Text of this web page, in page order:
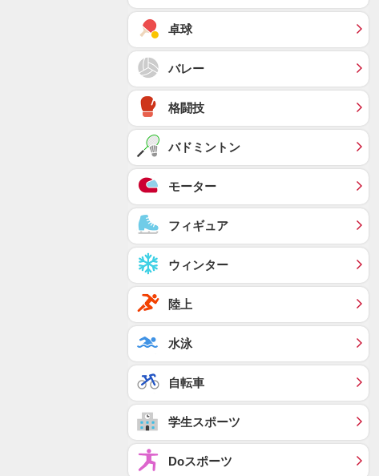
卓球
バレー
格闘技
バドミントン
モーター
フィギュア
ウィンター
陸上
水泳
自転車
学生スポーツ
Doスポーツ